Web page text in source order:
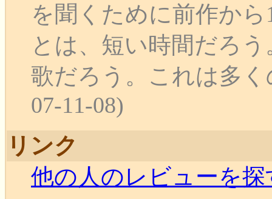
を聞くために前作か
とは、短い時間だろ
歌だろう。これは多
07-11-08)
リンク
他の人のレビューを探